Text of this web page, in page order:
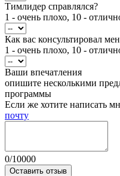
Тимлидер справлялся?
1 - очень плохо, 10 -
Как вас консультировал
1 - очень плохо, 10 -
Ваши впечатления
опишите несколькими
программы
Если же хотите написать
почту
0/10000
Оставить отзыв